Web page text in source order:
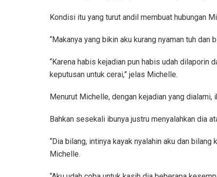
Kondisi itu yang turut andil membuat hubungan
“Makanya yang bikin aku kurang nyaman tuh dan
“Karena habis kejadian pun habis udah dilaporin
keputusan untuk cerai,” jelas Michelle.
Menurut Michelle, dengan kejadian yang dialami,
Bahkan sesekali ibunya justru menyalahkan dia
“Dia bilang, intinya kayak nyalahin aku dan
Michelle.